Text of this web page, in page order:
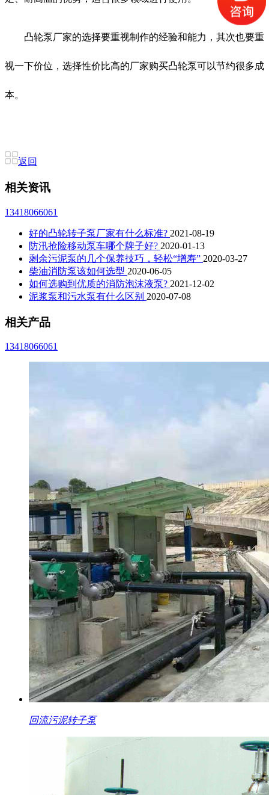
凸轮泵厂家的选择要重视制作的经验和能力，其次也要重
视一下价位，选择性价比高的厂家购买凸轮泵可以节约很多成
本。
返回
相关资讯
13418066061
好的凸轮转子泵厂家有什么标准? 2021-08-19
防汛抢险移动泵车哪个牌子好? 2020-01-13
剩余污泥泵的几个保养技巧，轻松“增寿” 2020-03-27
柴油消防泵该如何选型 2020-06-05
如何选购到优质的消防泡沫液泵? 2021-12-02
泥浆泵和污水泵有什么区别 2020-07-08
相关产品
13418066061
回流污泥转子泵